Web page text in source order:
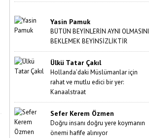
Yasin Pamuk
BÜTÜN BEYİNLERİN AYNI OLMASINI
BEKLEMEK BEYİNSİZLİKTİR
Ülkü Tatar Çakıl
Hollanda’daki Müslümanlar için
rahat ve mutlu edici bir yer:
Kanaalstraat
Sefer Kerem Özmen
Doğru insanı doğru yere koymanın
önemi hafife alınıyor